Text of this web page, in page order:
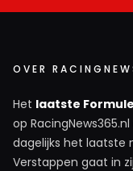
odds”
titels
zien.
erg
OVER
Het laatste Formule
op
dagelijks het laatste
Verstappen gaat in